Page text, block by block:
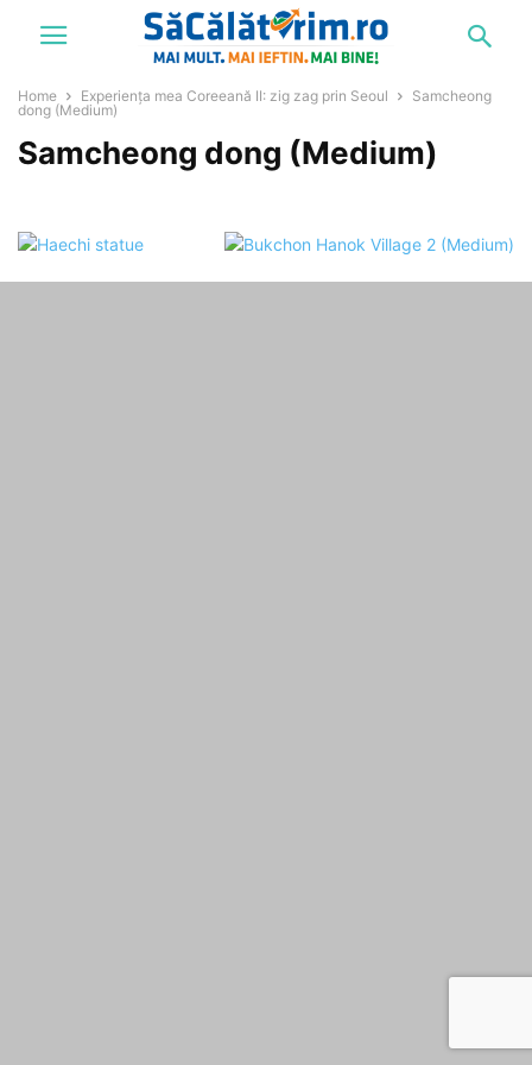
Home Experiența mea Coreeană II: zig zag prin Seoul
Samcheong
dong (Medium)
Samcheong dong (Medium)